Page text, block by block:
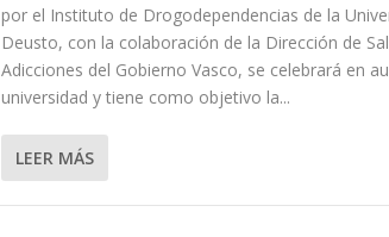
por el Instituto de Drogodependencias de la
Deusto, con la colaboración de la Dirección de
Adicciones del Gobierno Vasco, se celebrará en
universidad y tiene como objetivo la...
LEER MÁS